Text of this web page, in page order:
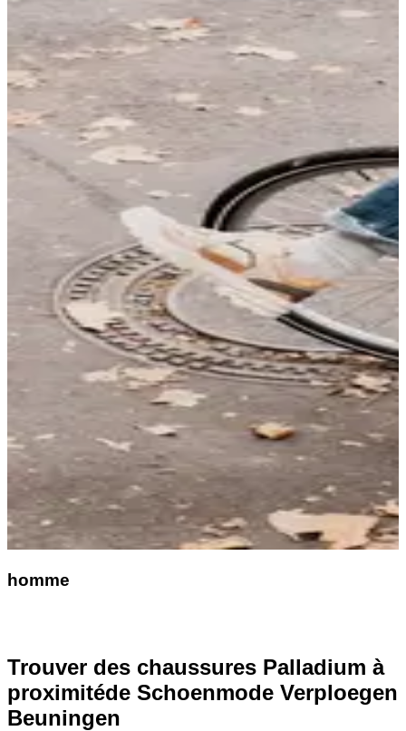
homme
Trouver des chaussures Palladium à
proximitéde Schoenmode Verploegen
Beuningen